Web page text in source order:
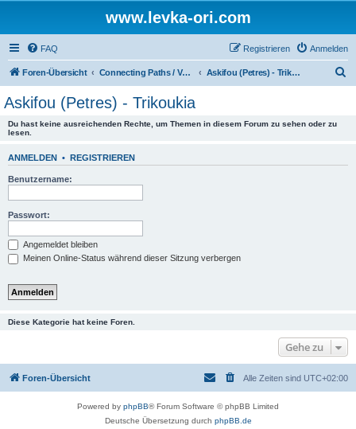
www.levka-ori.com
FAQ Anmelden
Registrieren
Foren-Übersicht Connecting Paths / Verbindungswege Askifou (Petres) - Trikoukia
Askifou (Petres) - Trikoukia
Du hast keine ausreichenden Rechte, um Themen in diesem Forum zu sehen oder zu
lesen.
ANMELDEN • REGISTRIEREN
Benutzername:
Passwort:
Angemeldet bleiben
Meinen Online-Status während dieser Sitzung verbergen
Diese Kategorie hat keine Foren.
Gehe zu
Foren-Übersicht Alle Zeiten sind UTC+02:00
Powered by phpBB® Forum Software © phpBB Limited
Deutsche Übersetzung durch phpBB.de